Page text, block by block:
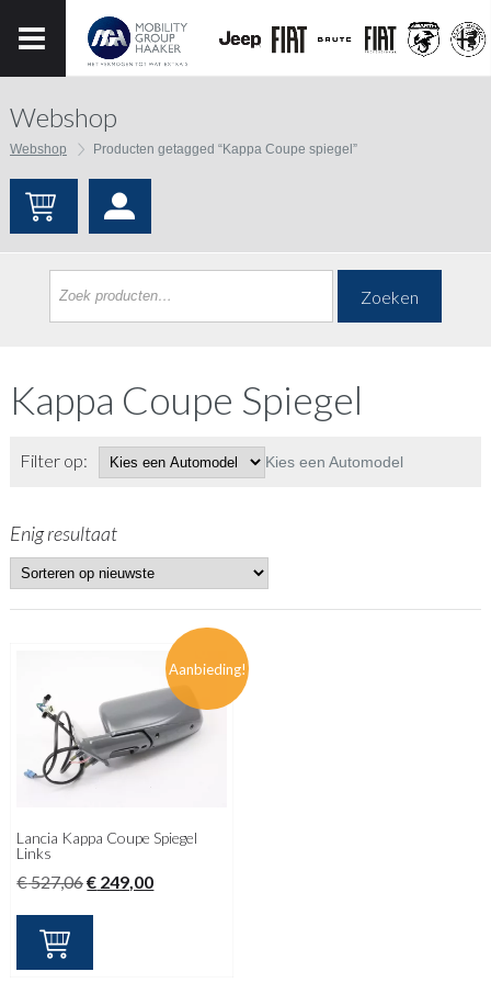
Webshop
Webshop Producten getagged “Kappa Coupe spiegel”
Zoeken
Kappa Coupe Spiegel
Filter op: Kies een Automodel
Enig resultaat
Aanbieding!
Lancia Kappa Coupe Spiegel
Links
€527,06Oorspronkelijke
€ 249,00Huidige